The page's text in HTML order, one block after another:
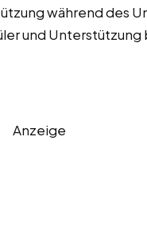
während des
und
Anzeige